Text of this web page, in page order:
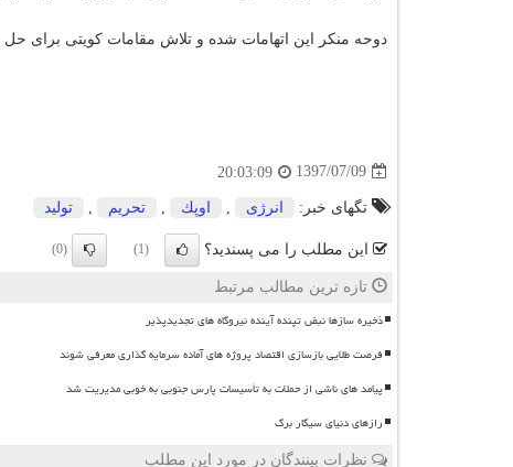
دوحه منكر این اتهامات شده و تلاش مقامات كویتی برای حل
1397/07/09
20:03:09
تگهای خبر: انرژی اوپك تحریم تولید
این مطلب را می پسندید؟ (1)
(0)
تازه ترین مطالب مرتبط
ذخیره سازها نبض تپنده آینده نیروگاه های تجدیدپذیر
فرصت طلایی بازسازی اقتصاد پروژه های آماده سرمایه گذاری معرفی شوند
پیامد های ناشی از حملات به تأسیسات پارس جنوبی به خوبی مدیریت شد
رازهای دنیای سیگار برگ
نظرات بینندگان در مورد این مطلب